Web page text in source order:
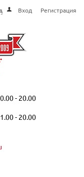
Вход Регистрация
- 20.00
- 20.00